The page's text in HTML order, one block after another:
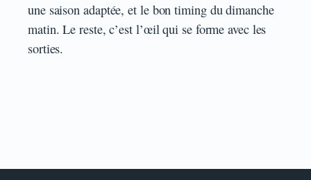
une saison adaptée, et le bon timing du dimanche
matin. Le reste, c’est l’œil qui se forme avec les
sorties.